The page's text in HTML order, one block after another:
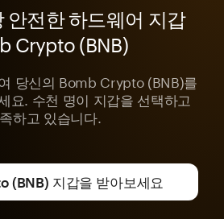
안전한 하드웨어 지갑
Crypto (BNB)
당신의 Bomb Crypto (BNB)를
요. 수천 명이 지갑을 선택하고
하고 있습니다.
(BNB) 지갑을 받아보세요